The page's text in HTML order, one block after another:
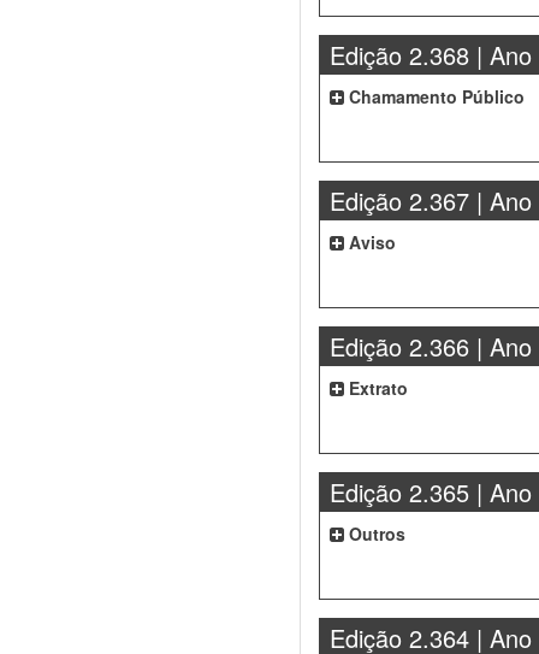
Edição 2.368 | Ano
Chamamento Público
Edição 2.367 | Ano
Aviso
Edição 2.366 | Ano
Extrato
Edição 2.365 | Ano
Outros
Edição 2.364 | Ano